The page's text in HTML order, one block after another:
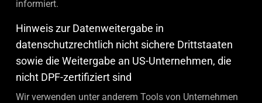
informiert.
Hinweis zur Datenweitergabe in
datenschutzrechtlich nicht sichere Drittstaaten
sowie die Weitergabe an US-Unternehmen, die
nicht DPF-zertifiziert sind
Wir verwenden unter anderem Tools von Unternehmen